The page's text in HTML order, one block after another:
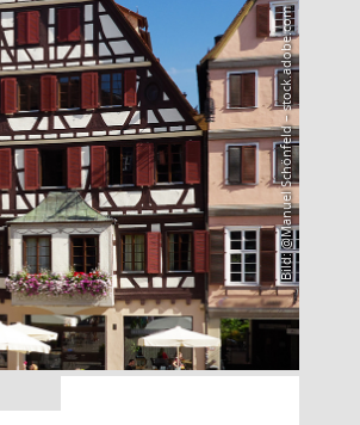
Bild: @Manuel Schönfeld – stock.adobe.com